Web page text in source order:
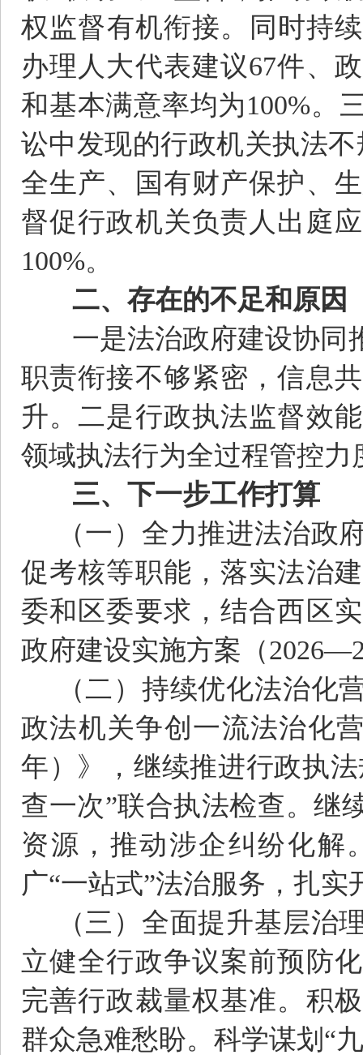
权监督有机衔接。同时持
办理人大代表建议67件、
和基本满意率均为100%。
讼中发现的行政机关执法
全生产、国有财产保护、
督促行政机关负责人出庭
100%。
二、存在的不足和原因
一是法治政府建设协同
职责衔接不够紧密，信息
升。二是行政执法监督效
领域执法行为全过程管控力
三、下一步工作打算
（一）全力推进法治政
促考核等职能，落实法治
委和区委要求，结合西区
政府建设实施方案（
（二）持续优化法治化
政法机关争创一流法治化
年）》，继续推进行政执
查一次”联合执法检查。继
资源，推动涉企纠纷化解
广“一站式”法治服务，扎实
（三）全面提升基层治
立健全行政争议案前预防
完善行政裁量权基准。积
群众急难愁盼。科学谋划“